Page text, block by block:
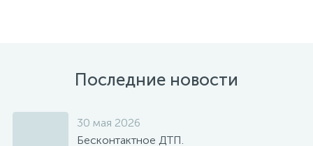
Последние новости
30 мая 2026
Бесконтактное ДТП.